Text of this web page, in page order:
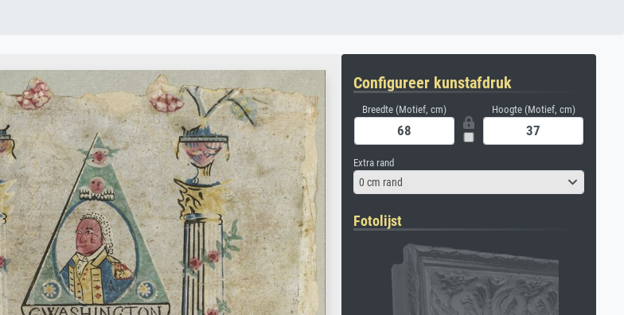
Configureer kunstafdruk
Breedte (Motief, cm) Hoogte (Motief, cm)
Extra rand
0 cm rand
Fotolijst